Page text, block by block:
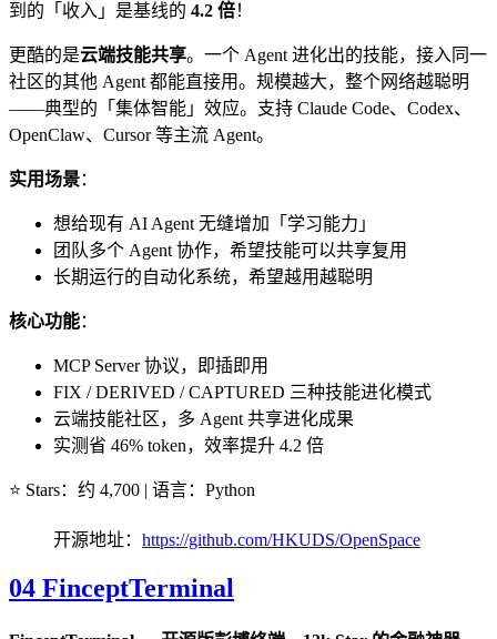
到的「收入」是基线的 4.2 倍！
更酷的是云端技能共享。一个 Agent 进化出的技能，接入同一
社区的其他 Agent 都能直接用。规模越大，整个网络越聪明
——典型的「集体智能」效应。支持 Claude Code、Codex、
OpenClaw、Cursor 等主流 Agent。
实用场景：
想给现有 AI Agent 无缝增加「学习能力」
团队多个 Agent 协作，希望技能可以共享复用
长期运行的自动化系统，希望越用越聪明
核心功能：
MCP Server 协议，即插即用
FIX / DERIVED / CAPTURED 三种技能进化模式
云端技能社区，多 Agent 共享进化成果
实测省 46% token，效率提升 4.2 倍
⭐ Stars：约 4,700 | 语言：Python
开源地址： https://github.com/HKUDS/OpenSpace
04 FinceptTerminal